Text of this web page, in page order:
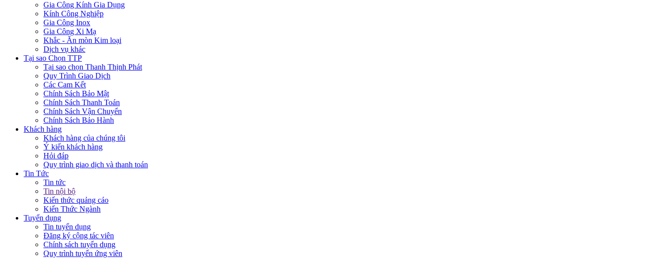
Gia Công Kính Gia Dụng
Kính Công Nghiệp
Gia Công Inox
Gia Công Xi Mạ
Khắc - Ăn mòn Kim loại
Dịch vụ khác
Tại sao Chọn TTP
Tại sao chọn Thanh Thịnh Phát
Quy Trình Giao Dịch
Các Cam Kết
Chính Sách Bảo Mật
Chính Sách Thanh Toán
Chính Sách Vận Chuyển
Chính Sách Bảo Hành
Khách hàng
Khách hàng của chúng tôi
Ý kiến khách hàng
Hỏi đáp
Quy trình giao dịch và thanh toán
Tin Tức
Tin tức
Tin nội bộ
Kiến thức quảng cáo
Kiến Thức Ngành
Tuyển dụng
Tin tuyển dụng
Đăng ký cộng tác viên
Chính sách tuyển dụng
Quy trình tuyển ứng viên